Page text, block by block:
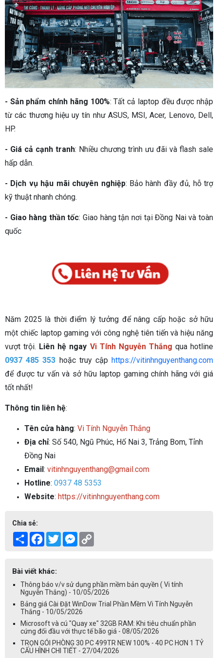
- Sản phẩm chính hãng 100%: Tất cả laptop đều được nhập
từ các thương hiệu uy tín như ASUS, MSI, Acer, Lenovo, Dell,
HP.
- Giá cả cạnh tranh: Nhiều chương trình ưu đãi và flash sale
hấp dẫn.
- Dịch vụ hậu mãi chuyên nghiệp: Bảo hành đầy đủ, hỗ trợ
kỹ thuật nhanh chóng.
- Giao hàng thần tốc: Giao hàng tận nơi tại Đồng Nai và toàn
quốc
Năm 2025 là thời điểm lý tưởng để nâng cấp hoặc sở hữu
một chiếc laptop gaming với công nghệ tiên tiến và hiệu năng
vượt trội. Liên hệ ngay Vi Tính Nguyễn Thắng qua hotline
0937 485 353 hoặc truy cập https://vitinhnguyenthang.com
để được tư vấn và sở hữu laptop gaming chính hãng với giá
tốt nhất!
Thông tin liên hệ:
Tên cửa hàng: Vi Tính Nguyễn Thắng
Địa chỉ: Số 540, Ngũ Phúc, Hố Nai 3, Trảng Bom, Tỉnh
Đồng Nai
Email : vitinhnguyenthang@gmail.com
Hotline: 0937 48 5353
Website: https://vitinhnguyenthang.com
Chia sẻ:
Share Facebook
TwitterMessenger
Bài viết khác:
Thông báo v/v sử dụng phần mềm bản quyền ( Vi tính
Nguyễn Thắng) - 10/05/2026
Bảng giá Cài Đặt WinDow Trial Phần Mềm Vi Tính Nguyễn
Thắng - 10/05/2026
Microsoft và cú "Quay xe" 32GB RAM: Khi tiêu chuẩn phần
cứng đối đầu với thực tế bão giá - 08/05/2026
TRỌN GÓI PHÒNG 30 PC 499TR NEW 100% - 40 PC HƠN 1 TỶ
CẤU HÌNH CHI TIẾT - 27/04/2026